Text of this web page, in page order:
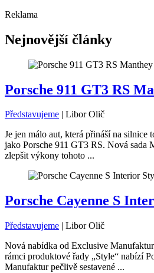
Reklama
Nejnovější články
Porsche 911 GT3 RS
Představujeme | Libor Olič
Je jen málo aut, která přináší na silnice
jako Porsche 911 GT3 RS. Nová sada
zlepšit výkony tohoto ...
Porsche Cayenne S
Představujeme | Libor Olič
Nová nabídka od Exclusive
rámci produktové řady „Style“ nabízí
Manufaktur pečlivě sestavené ...